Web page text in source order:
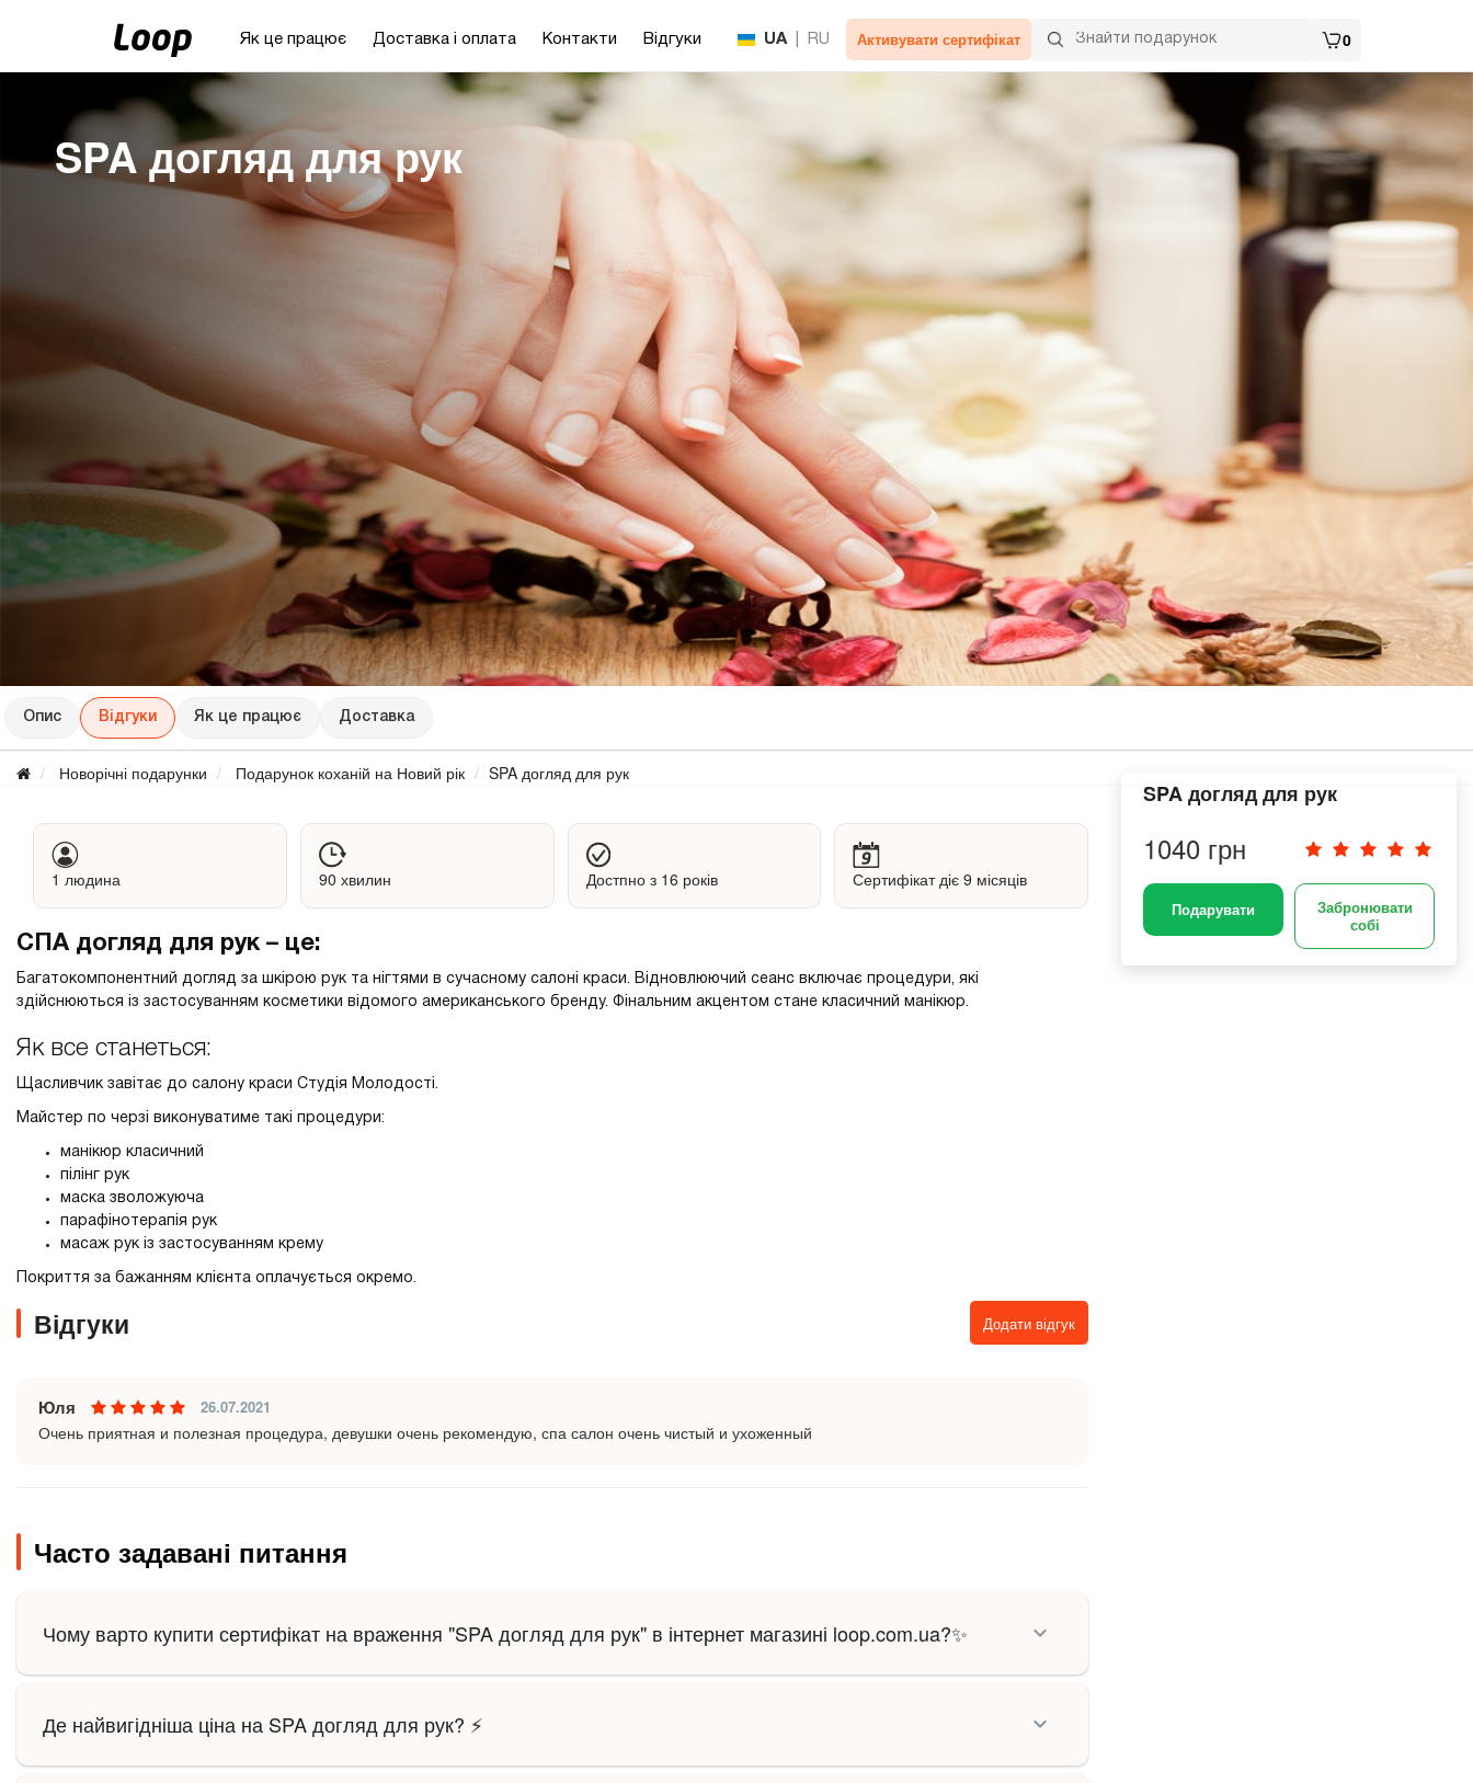
Як це працює Доставка і оплата Контакти Відгуки UA RU Активувати сертифікат 0
SPA догляд для рук
Опис Відгуки Як це працює Доставка
SPA догляд для рук
1040 грн
Подарувати
Забронювати
собі
Новорічні подарунки Подарунок коханій на Новий рік SPA догляд для рук
1 людина 90 хвилин Достпно з 16 років Сертифікат діє 9 місяців
СПА догляд для рук – це:
Багатокомпонентний догляд за шкірою рук та нігтями в сучасному салоні краси. Відновлюючий сеанс включає процедури, які
здійснюються із застосуванням косметики відомого американського бренду. Фінальним акцентом стане класичний манікюр.
Як все станеться:
Щасливчик завітає до салону краси Студія Молодості.
Майстер по черзі виконуватиме такі процедури:
манікюр класичний
пілінг рук
маска зволожуюча
парафінотерапія рук
масаж рук із застосуванням крему
Покриття за бажанням клієнта оплачується окремо.
Відгуки Додати відгук
Юля 26.07.2021
Очень приятная и полезная процедура, девушки очень рекомендую, спа салон очень чистый и ухоженный
Часто задавані питання
Чому варто купити сертифікат на враження "SPA догляд для рук" в інтернет магазині loop.com.ua?✨
Де найвигідніша ціна на SPA догляд для рук? ⚡